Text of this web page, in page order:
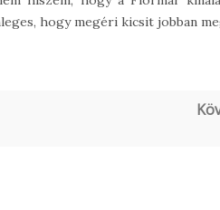
hogy megéri kicsit jobban